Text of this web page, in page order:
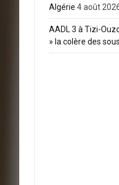
Algérie 4 août
AADL 3 à Tizi-
» la colère des